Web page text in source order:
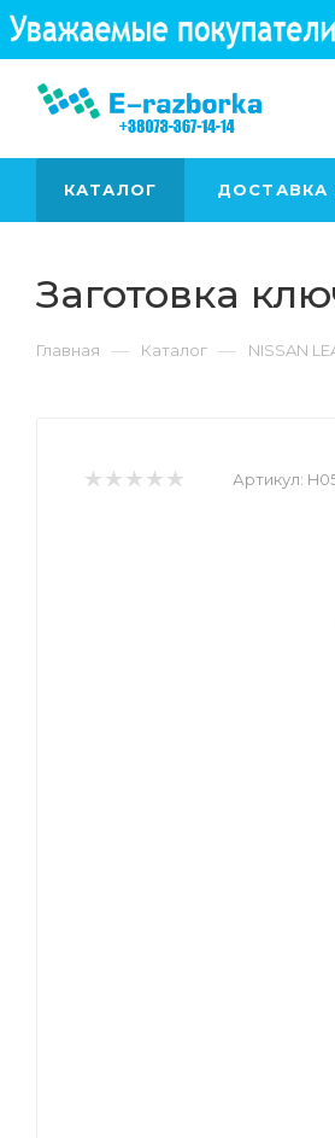
КАТАЛОГ ДОСТАВКА
Заготовка
Главная — Каталог — NISSAN
Артикул: